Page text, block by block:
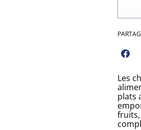
Les
plats
fruits,